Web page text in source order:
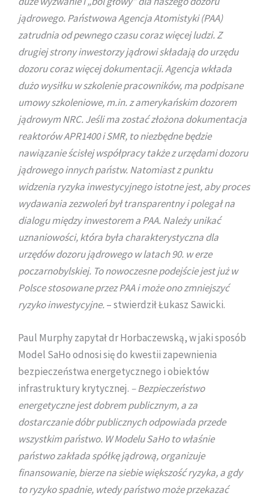
jądrowego. Państwowa Agencja Atomistyki (PAA)
zatrudnia od pewnego czasu coraz więcej ludzi. Z
drugiej strony inwestorzy jądrowi składają do urzędu
dozoru coraz więcej dokumentacji. Agencja wkłada
dużo wysiłku w szkolenie pracowników, ma podpisane
umowy szkoleniowe, m.in. z amerykańskim dozorem
jądrowym NRC. Jeśli ma zostać złożona dokumentacja
reaktorów APR1400 i SMR, to niezbędne będzie
nawiązanie ścisłej współpracy także z urzędami dozoru
jądrowego innych państw. Natomiast z punktu
widzenia ryzyka inwestycyjnego istotne jest, aby proces
wydawania zezwoleń był transparentny i polegał na
dialogu między inwestorem a PAA. Należy unikać
uznaniowości, która była charakterystyczna dla
urzędów dozoru jądrowego w latach 90. w erze
poczarnobylskiej. To nowoczesne podejście jest już w
Polsce stosowane przez PAA i może ono zmniejszyć
ryzyko inwestycyjne.– stwierdził Łukasz Sawicki.
Paul Murphy zapytał dr Horbaczewską, w jaki sposób
Model SaHo odnosi się do kwestii zapewnienia
bezpieczeństwa energetycznego i obiektów
infrastruktury krytycznej. – Bezpieczeństwo
energetyczne jest dobrem publicznym, a za
dostarczanie dóbr publicznych odpowiada przede
wszystkim państwo. W Modelu SaHo to właśnie
państwo zakłada spółkę jądrową, organizuje
finansowanie, bierze na siebie większość ryzyka, a gdy
to ryzyko spadnie, wtedy państwo może przekazać